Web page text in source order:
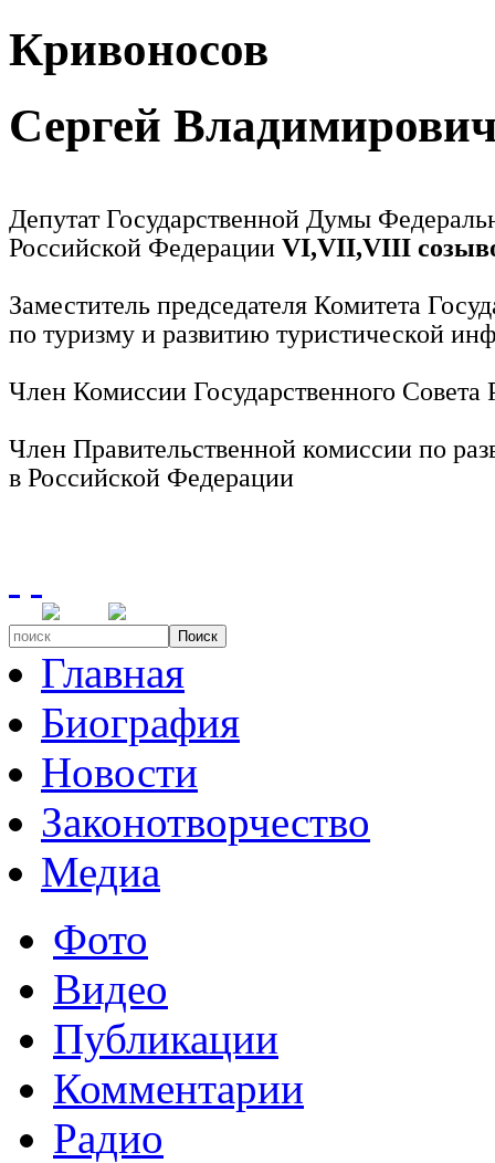
Кривоносов
Сергей
Депутат Государственной Думы
Российской Федерации VI,VII,VIII
Заместитель председателя Комитета
по туризму и развитию туристической
Член Комиссии Государственного
Член Правительственной комиссии по
в Российской Федерации
Поиск
Главная
Биография
Новости
Законотворчество
Медиа
Фото
Видео
Публикации
Комментарии
Радио